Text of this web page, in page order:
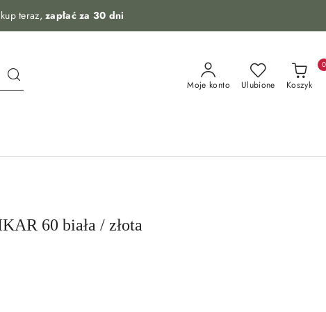
teraz, zapłać za 30 dni
Moje konto Ulubione Koszyk
0
60 biała / złota